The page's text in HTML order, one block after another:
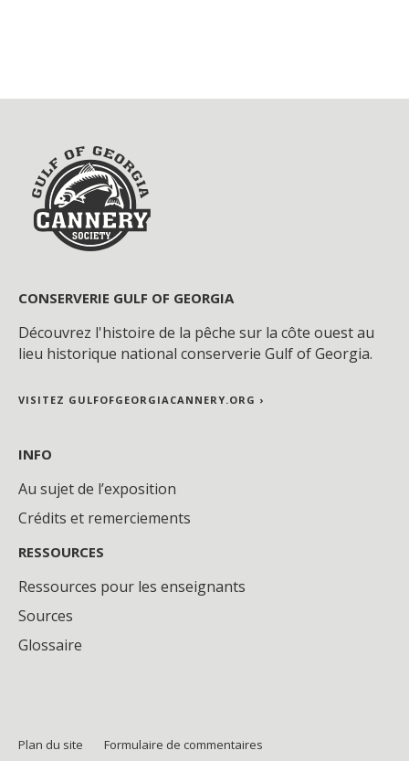
CONSERVERIE GULF OF GEORGIA
Découvrez l'histoire de la pêche sur la côte ouest au
lieu historique national conserverie Gulf of Georgia.
VISITEZ GULFOFGEORGIACANNERY.ORG ›
INFO
Au sujet de l’exposition
Crédits et remerciements
RESSOURCES
Ressources pour les enseignants
Sources
Glossaire
Plan du site Formulaire de commentaires